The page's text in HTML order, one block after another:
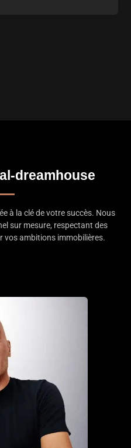
dreamhouse
à la clé de votre succès. Nous
sur mesure, respectant des
vos ambitions immobilières.